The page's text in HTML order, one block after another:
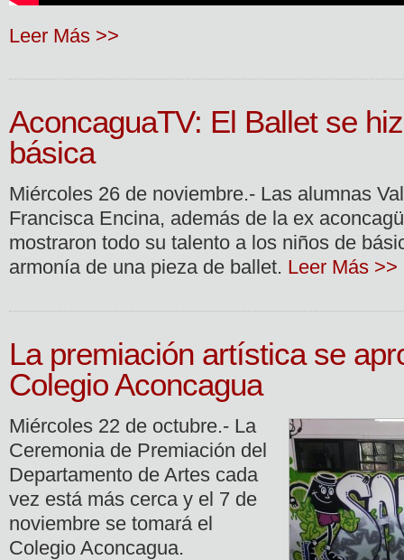
Leer Más >>
AconcaguaTV: El Ballet se
básica
Miércoles 26 de noviembre.- Las alumnas
Francisca Encina, además de la ex
mostraron todo su talento a los niños de
armonía de una pieza de ballet. Leer Más >>
La premiación artística se
Colegio Aconcagua
Miércoles 22 de octubre.- La
Ceremonia de Premiación del
Departamento de Artes cada
vez está más cerca y el 7 de
noviembre se tomará el
Colegio Aconcagua.